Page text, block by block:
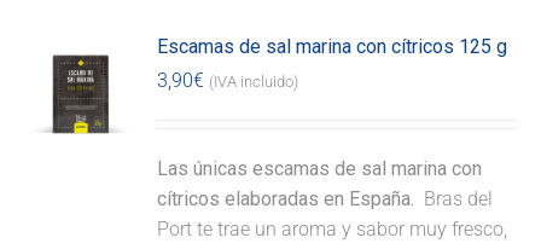
Escamas de sal marina con cítricos 125 g
3,90€ (IVA incluido)
Las únicas escamas de sal marina con
cítricos elaboradas en España. Bras del
Port te trae un aroma y sabor muy fresco,